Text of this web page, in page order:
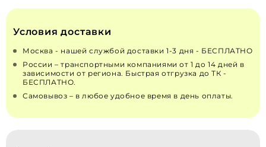
Условия доставки
Москва - нашей службой доставки 1-3 дня - БЕСПЛАТНО
России – транспортными компаниями от 1 до 14 дней в
зависимости от региона. Быстрая отгрузка до ТК -
БЕСПЛАТНО.
Самовывоз – в любое удобное время в день оплаты.